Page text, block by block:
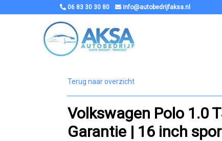
06 83 30 30 80 info@autobedrijfaksa.nl
Terug naar overzicht
Volkswagen Polo 1.0
Garantie | 16 inch